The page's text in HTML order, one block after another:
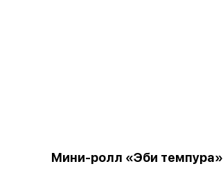
Мини-ролл «Эби темпура»